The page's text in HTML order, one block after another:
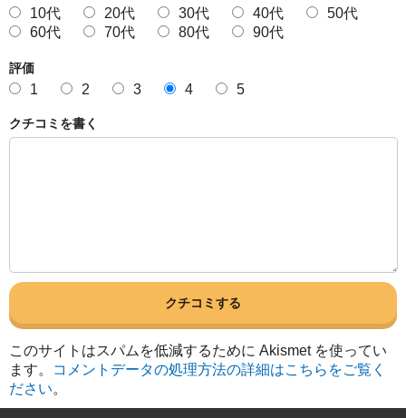
10代 20代 30代 40代
50代
60代
70代 80代 90代
評価
1 2 3 4 5
クチコミを書く
このサイトはスパムを低減するために Akismet を使ってい
ます。
コメントデータの処理方法の詳細はこちらをご覧く
ださい。